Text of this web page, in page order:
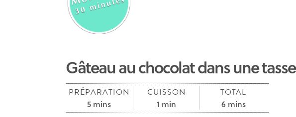
Gâteau au chocolat dans une tasse
PRÉPARATION
5 mins
CUISSON
1 min
TOTAL
6 mins